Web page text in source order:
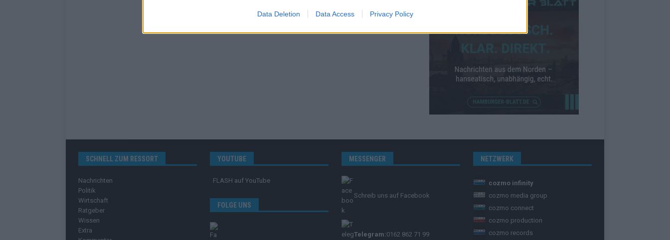
Data Deletion Data Access Privacy Policy
SCHNELL ZUM RESSORT
Nachrichten
Politik
Wirtschaft
Ratgeber
Wissen
Extra
YOUTUBE
FLASH auf YouTube
FOLGE UNS
MESSENGER
Schreib uns auf Facebook
Telegram:0162 862 71 99
NETZWERK
cozmo infinity
cozmo media group
cozmo connect
cozmo production
cozmo records